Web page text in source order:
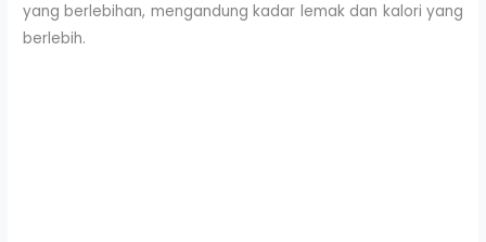
yang berlebihan, mengandung kadar lemak dan kalori yang
berlebih.